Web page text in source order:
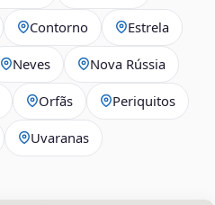
Contorno Estrela
Neves Nova Rússia
Orfãs Periquitos
Uvaranas